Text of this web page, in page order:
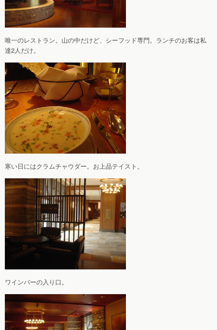
唯一のレストラン。山の中だけど、シーフッド専門。ランチのお客は私
達2人だけ。
寒い日にはクラムチャウダー。お上品テイスト。
ワインバーの入り口。